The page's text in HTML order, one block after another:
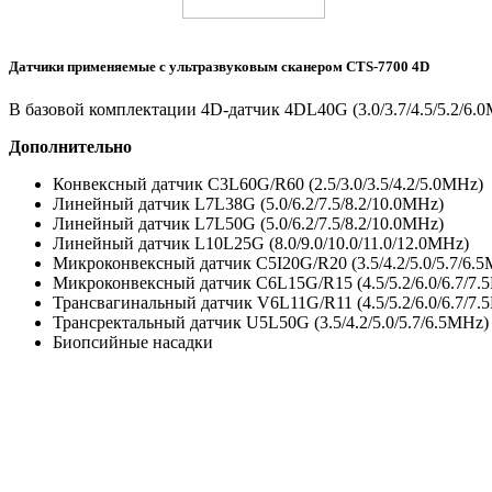
Датчики применяемые с ультразвуковым сканером CTS-7700 4D
В базовой комплектации 4D-датчик 4DL40G (3.0/3.7/4.5/5.2/
Дополнительно
Конвексный датчик C3L60G/R60 (2.5/3.0/3.5/4.2/5.0MHz)
Линейный датчик L7L38G (5.0/6.2/7.5/8.2/10.0MHz)
Линейный датчик L7L50G (5.0/6.2/7.5/8.2/10.0MHz)
Линейный датчик L10L25G (8.0/9.0/10.0/11.0/12.0MHz)
Микроконвексный датчик C5I20G/R20 (3.5/4.2/5.0/5.7/
Микроконвексный датчик C6L15G/R15 (4.5/5.2/6.0/6.7/
Трансвагинальный датчик V6L11G/R11 (4.5/5.2/6.0/6.7/
Трансректальный датчик U5L50G (3.5/4.2/5.0/5.7/6.5MHz)
Биопсийные насадки